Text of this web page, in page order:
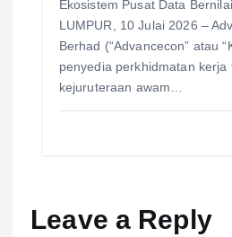
Ekosistem Pusat Data
LUMPUR, 10 Julai 2026 –
Berhad (“Advancecon” atau
penyedia perkhidmatan kerja
kejuruteraan awam…
Leave a Reply